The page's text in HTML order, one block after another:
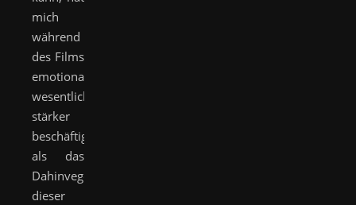
mich
während
des Films
emotional
wesentlich
stärker
beschäftigt
als das
Dahinvegetieren
dieser